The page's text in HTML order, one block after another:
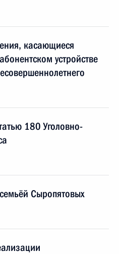
касающиеся
устройстве
180 Уголовно-
Сыропятовых